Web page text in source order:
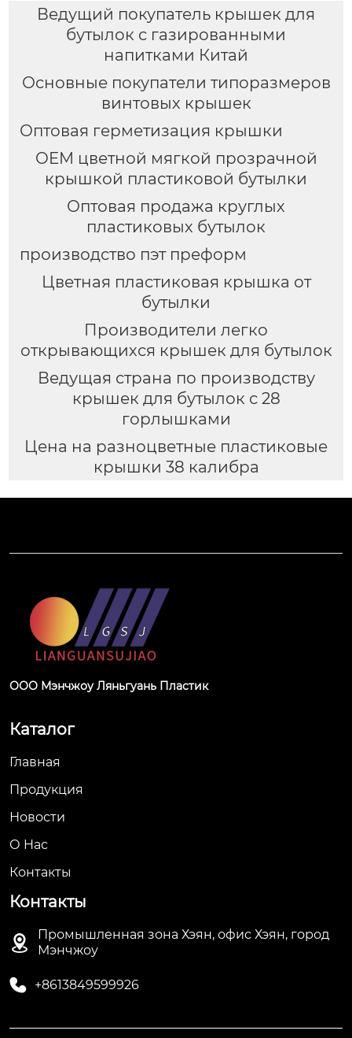
Ведущий покупатель крышек для
бутылок с газированными
напитками Китай
Основные покупатели типоразмеров
винтовых крышек
Оптовая герметизация крышки
OEM цветной мягкой прозрачной
крышкой пластиковой бутылки
Оптовая продажа круглых
пластиковых бутылок
производство пэт преформ
Цветная пластиковая крышка от
бутылки
Производители легко
открывающихся крышек для бутылок
Ведущая страна по производству
крышек для бутылок с 28
горлышками
Цена на разноцветные пластиковые
крышки 38 калибра
ООО Мэнчжоу Ляньгуань Пластик
Каталог
Главная
Продукция
Новости
О Hас
Контакты
Контакты

Промышленная зона Хэян, офис Хэян, город
Мэнчжоу
 +8613849599926